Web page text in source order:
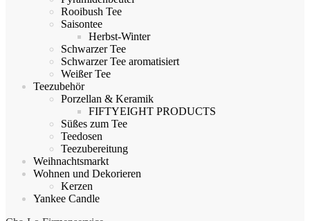
Rooibush Tee
Saisontee
Herbst-Winter
Schwarzer Tee
Schwarzer Tee aromatisiert
Weißer Tee
Teezubehör
Porzellan & Keramik
FIFTYEIGHT PRODUCTS
Süßes zum Tee
Teedosen
Teezubereitung
Weihnachtsmarkt
Wohnen und Dekorieren
Kerzen
Yankee Candle